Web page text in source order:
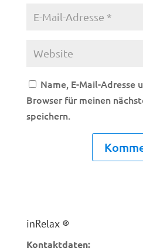
Name, E-Mail-Adresse
Browser für meinen
speichern.
inRelax ®
Kontaktdaten: